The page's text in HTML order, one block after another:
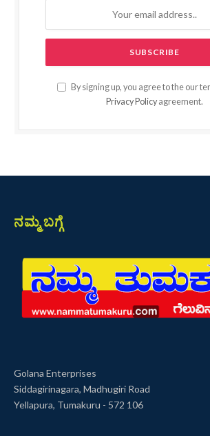
By signing up, you agree to the our
Privacy Policy agreement.
ನಮ್ಮ ಬಗ್ಗೆ
Golana Enterprises
Siddagirinagara, Madhugiri Road
Yellapura, Tumakuru - 572 106